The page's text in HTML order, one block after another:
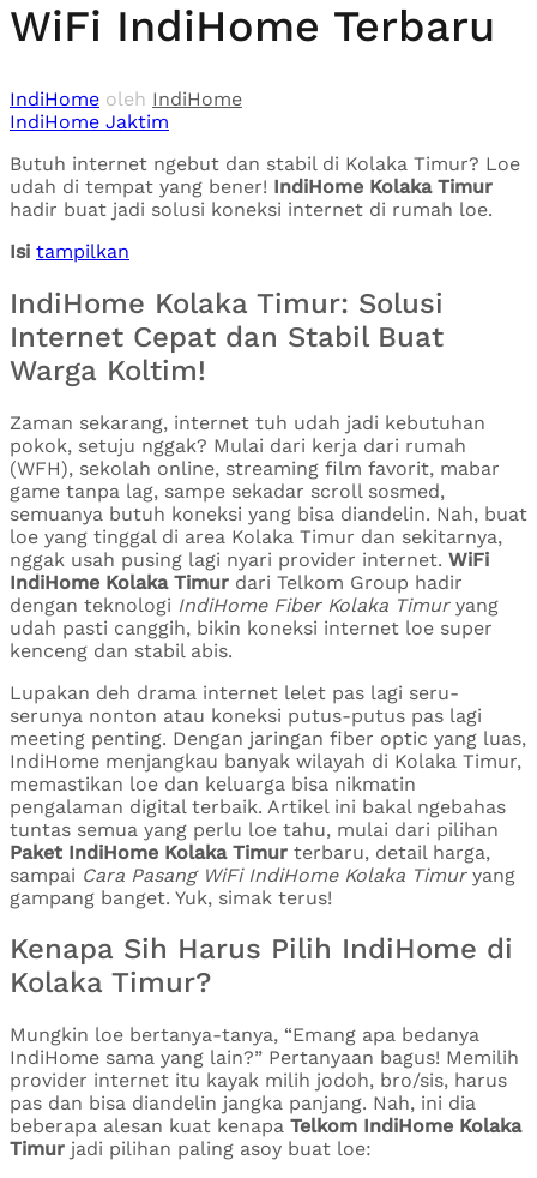
WiFi IndiHome Terbaru
IndiHome oleh IndiHome
IndiHome Jaktim
Butuh internet ngebut dan stabil di Kolaka Timur? Loe
udah di tempat yang bener! IndiHome Kolaka Timur
hadir buat jadi solusi koneksi internet di rumah loe.
Isi tampilkan
IndiHome Kolaka Timur: Solusi
Internet Cepat dan Stabil Buat
Warga Koltim!
Zaman sekarang, internet tuh udah jadi kebutuhan
pokok, setuju nggak? Mulai dari kerja dari rumah
(WFH), sekolah online, streaming film favorit, mabar
game tanpa lag, sampe sekadar scroll sosmed,
semuanya butuh koneksi yang bisa diandelin. Nah, buat
loe yang tinggal di area Kolaka Timur dan sekitarnya,
nggak usah pusing lagi nyari provider internet. WiFi
IndiHome Kolaka Timur dari Telkom Group hadir
dengan teknologi IndiHome Fiber Kolaka Timuryang
udah pasti canggih, bikin koneksi internet loe super
kenceng dan stabil abis.
Lupakan deh drama internet lelet pas lagi seru-
serunya nonton atau koneksi putus-putus pas lagi
meeting penting. Dengan jaringan fiber optic yang luas,
IndiHome menjangkau banyak wilayah di Kolaka Timur,
memastikan loe dan keluarga bisa nikmatin
pengalaman digital terbaik. Artikel ini bakal ngebahas
tuntas semua yang perlu loe tahu, mulai dari pilihan
Paket IndiHome Kolaka Timur terbaru, detail harga,
sampai Cara Pasang WiFi IndiHome Kolaka Timuryang
gampang banget. Yuk, simak terus!
Kenapa Sih Harus Pilih IndiHome di
Kolaka Timur?
Mungkin loe bertanya-tanya, “Emang apa bedanya
IndiHome sama yang lain?” Pertanyaan bagus! Memilih
provider internet itu kayak milih jodoh, bro/sis, harus
pas dan bisa diandelin jangka panjang. Nah, ini dia
beberapa alesan kuat kenapa Telkom IndiHome Kolaka
Timur jadi pilihan paling asoy buat loe: